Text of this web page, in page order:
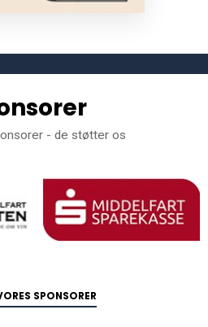
- de støtter os
SPONSORER